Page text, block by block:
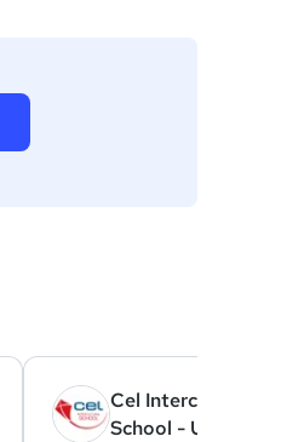
Cel Intercultural
School - Unidade